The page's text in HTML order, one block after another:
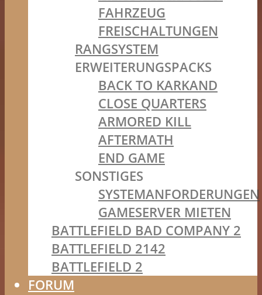
FAHRZEUG
FREISCHALTUNGEN
RANGSYSTEM
ERWEITERUNGSPACKS
BACK TO KARKAND
CLOSE QUARTERS
ARMORED KILL
AFTERMATH
END GAME
SONSTIGES
SYSTEMANFORDERUNGEN
GAMESERVER MIETEN
BATTLEFIELD BAD COMPANY 2
BATTLEFIELD 2142
BATTLEFIELD 2
FORUM